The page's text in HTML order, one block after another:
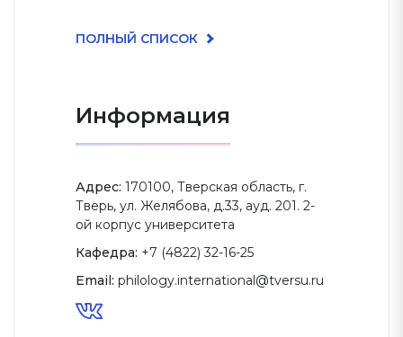
ПОЛНЫЙ СПИСОК
Информация
Адрес: 170100, Тверская область, г.
Тверь, ул. Желябова, д.33, ауд. 201. 2-
ой корпус университета
Кафедра: +7 (4822) 32-16-25
Email: philology.international@tversu.ru